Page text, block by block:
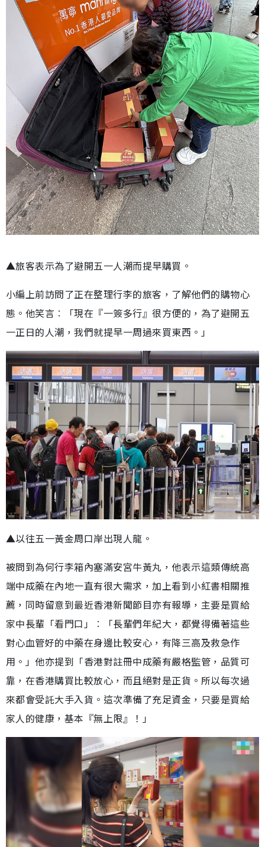
▲旅客表示為了避開五一人潮而提早購買。
小編上前訪問了正在整理行李的旅客，了解他們的購物心
態。他笑言︰「現在『一簽多行』很方便的，為了避開五
一正日的人潮，我們就提早一周過來買東西。」
▲以往五一黃金周口岸出現人龍。
被問到為何行李箱內塞滿安宮牛黃丸，他表示這類傳統高
端中成藥在內地一直有很大需求，加上看到小紅書相關推
薦，同時留意到最近香港新聞節目亦有報導，主要是買給
家中長輩「看門口」︰「長輩們年紀大，都覺得備著這些
對心血管好的中藥在身邊比較安心，有降三高及救急作
用。」他亦提到「香港對註冊中成藥有嚴格監管，品質可
靠，在香港購買比較放心，而且絕對是正貨。所以每次過
來都會受託大手入貨。這次準備了充足資金，只要是買給
家人的健康，基本『無上限』！」